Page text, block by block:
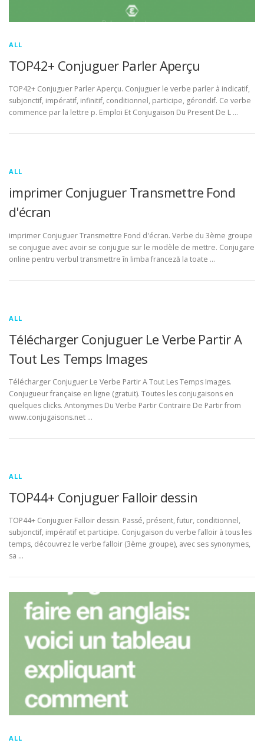
ALL
TOP42+ Conjuguer Parler Aperçu
TOP42+ Conjuguer Parler Aperçu. Conjuguer le verbe parler à indicatif,
subjonctif, impératif, infinitif, conditionnel, participe, gérondif. Ce verbe
commence par la lettre p. Emploi Et Conjugaison Du Present De L …
ALL
imprimer Conjuguer Transmettre Fond
d'écran
imprimer Conjuguer Transmettre Fond d'écran. Verbe du 3ème groupe
se conjugue avec avoir se conjugue sur le modèle de mettre. Conjugare
online pentru verbul transmettre în limba franceză la toate …
ALL
Télécharger Conjuguer Le Verbe Partir A
Tout Les Temps Images
Télécharger Conjuguer Le Verbe Partir A Tout Les Temps Images.
Conjugueur française en ligne (gratuit). Toutes les conjugaisons en
quelques clicks. Antonymes Du Verbe Partir Contraire De Partir from
www.conjugaisons.net …
ALL
TOP44+ Conjuguer Falloir dessin
TOP44+ Conjuguer Falloir dessin. Passé, présent, futur, conditionnel,
subjonctif, impératif et participe. Conjugaison du verbe falloir à tous les
temps, découvrez le verbe falloir (3ème groupe), avec ses synonymes,
sa …
ALL